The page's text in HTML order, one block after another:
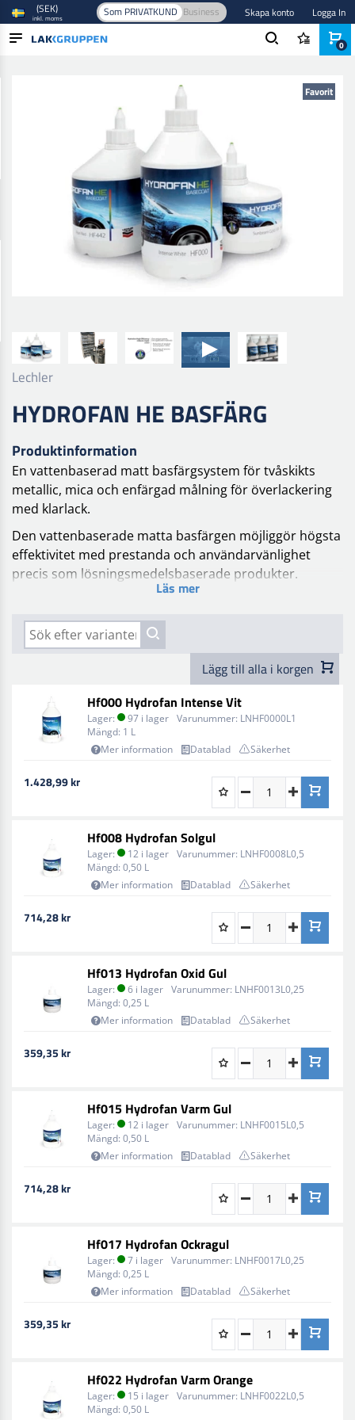
(SEK)
inkl. moms Som PRIVATKUND Business Skapa konto Logga In
Favorit
Lechler
HYDROFAN HE BASFÄRG
Produktinformation
En vattenbaserad matt basfärgsystem för tvåskikts
metallic, mica och enfärgad målning för överlackering
med klarlack.
Den vattenbaserade matta basfärgen möjliggör högsta
effektivitet med prestanda och användarvänlighet
precis som lösningsmedelsbaserade produkter.
någon blandningsmaskin, används för att skapa
tvåskikts färger för bilar, motorcyklar och kommersiella
Systemet består av ett kompakt färgbassortiment,
tillgängligt i olika flaskstorlekar (1 lt, 0,5 lt och 0,25 lt).
Läs mer
Lägg till alla i korgen
Hf000 Hydrofan Intense Vit
Lager: 97 i lager Varunummer: LNHF0000L1
Mängd: 1 L
Mer information
Datablad Säkerhet
1.428,99 kr
Hf008 Hydrofan Solgul
Lager: 12 i lager Varunummer: LNHF0008L0,5
Mängd: 0,50 L
Mer information
Datablad Säkerhet
714,28 kr
Hf013 Hydrofan Oxid Gul
Lager: 6 i lager Varunummer: LNHF0013L0,25
Mängd: 0,25 L
Mer information
Datablad Säkerhet
359,35 kr
Hf015 Hydrofan Varm Gul
Lager: 12 i lager Varunummer: LNHF0015L0,5
Mängd: 0,50 L
Mer information
Datablad Säkerhet
714,28 kr
Hf017 Hydrofan Ockragul
Lager: 7 i lager Varunummer: LNHF0017L0,25
Mängd: 0,25 L
Mer information
Datablad Säkerhet
359,35 kr
Hf022 Hydrofan Varm Orange
Lager: 15 i lager Varunummer: LNHF0022L0,5
Mängd: 0,50 L
0